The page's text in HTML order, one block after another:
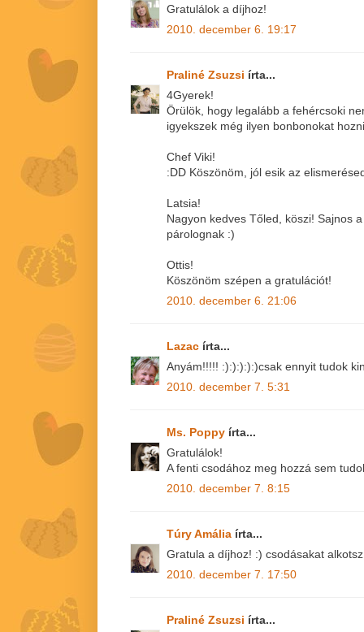
Gratulálok a díjhoz!
2010. december 6. 19:17
Praliné Zsuzsi írta...
4Gyerek!
Örülök, hogy legalább a fehércsoki
igyekszek még ilyen bonbonokat
Chef Viki!
:DD Köszönöm, jól esik az
Latsia!
Nagyon kedves Tőled, köszi! Sajnos
párolognak :)
Ottis!
Köszönöm szépen a gratulációt!
2010. december 6. 21:06
Lazac írta...
Anyám!!!!! :):):):):)csak ennyit tudok
2010. december 7. 5:31
Ms. Poppy írta...
Gratulálok!
A fenti csodához meg hozzá sem
2010. december 7. 8:15
Túry Amália írta...
Gratula a díjhoz! :) csodásakat
2010. december 7. 17:50
Praliné Zsuzsi írta...